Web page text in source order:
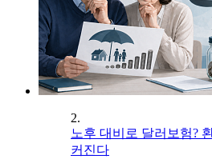
2.
노후 대비로 달러보험?
커진다